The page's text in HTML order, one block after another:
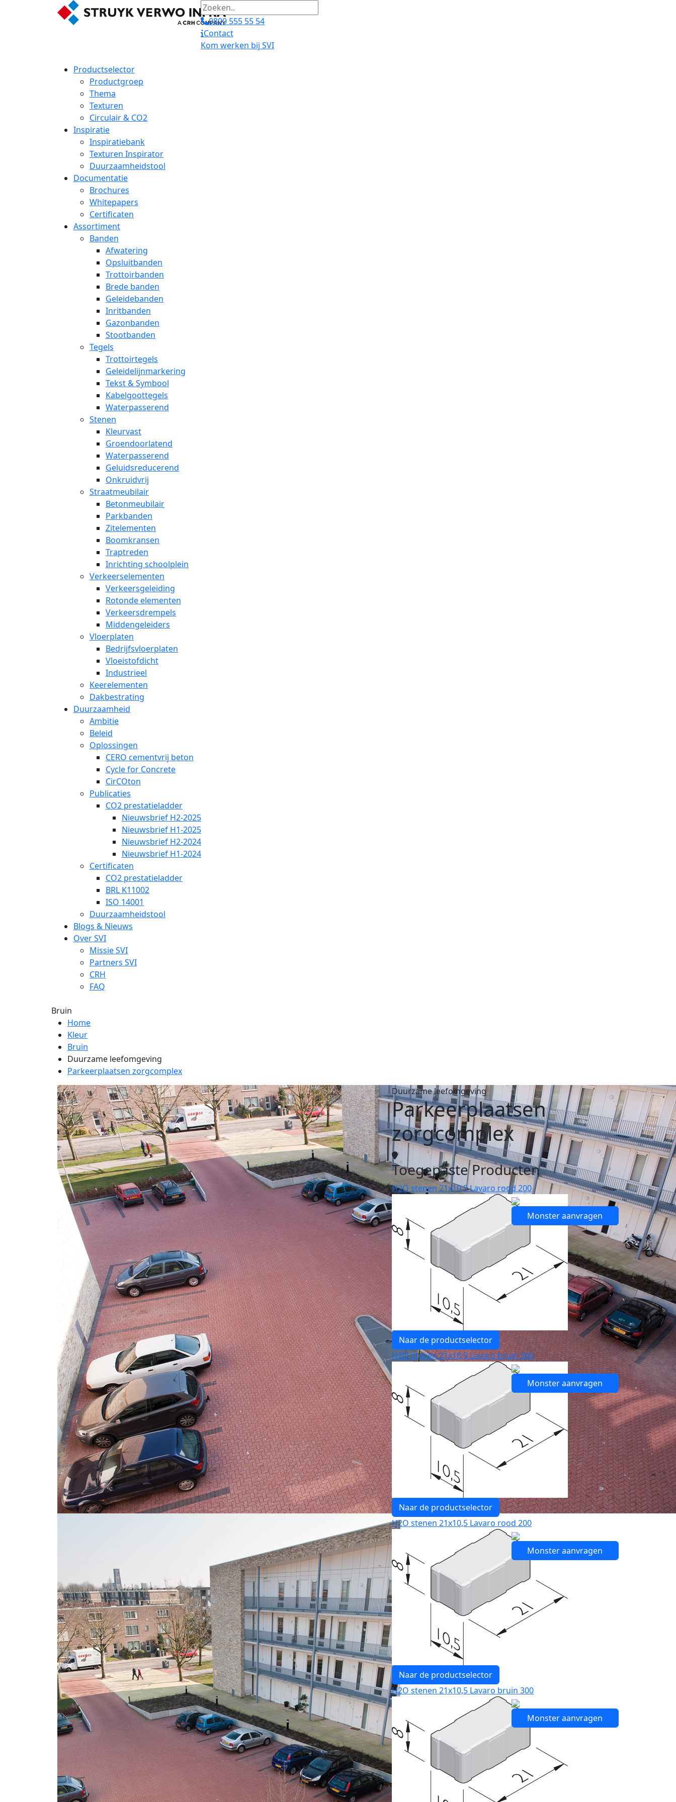
0800 555 55 54
Contact
Kom werken bij SVI
Productselector
Productgroep
Thema
Texturen
Circulair & CO2
Inspiratie
Inspiratiebank
Texturen Inspirator
Duurzaamheidstool
Documentatie
Brochures
Whitepapers
Certificaten
Assortiment
Banden
Afwatering
Opsluitbanden
Trottoirbanden
Brede banden
Geleidebanden
Inritbanden
Gazonbanden
Stootbanden
Tegels
Trottoirtegels
Geleidelijnmarkering
Tekst & Symbool
Kabelgoottegels
Waterpasserend
Stenen
Kleurvast
Groendoorlatend
Waterpasserend
Geluidsreducerend
Onkruidvrij
Straatmeubilair
Betonmeubilair
Parkbanden
Zitelementen
Boomkransen
Traptreden
Inrichting schoolplein
Verkeerselementen
Verkeersgeleiding
Rotonde elementen
Verkeersdrempels
Middengeleiders
Vloerplaten
Bedrijfsvloerplaten
Vloeistofdicht
Industrieel
Keerelementen
Dakbestrating
Duurzaamheid
Ambitie
Beleid
Oplossingen
CERO cementvrij beton
Cycle for Concrete
CirCOton
Publicaties
CO2 prestatieladder
Nieuwsbrief H2-2025
Nieuwsbrief H1-2025
Nieuwsbrief H2-2024
Nieuwsbrief H1-2024
Certificaten
CO2 prestatieladder
BRL K11002
ISO 14001
Duurzaamheidstool
Blogs & Nieuws
Over SVI
Missie SVI
Partners SVI
CRH
FAQ
Bruin
Home
Kleur
Bruin
Duurzame leefomgeving
Parkeerplaatsen zorgcomplex
Duurzame leefomgeving
Parkeerplaatsen
zorgcomplex
Toegepaste Producten
H2O stenen 21x10,5 Lavaro rood 200
Naar de productselector
Monster aanvragen
H2O stenen 21x10,5 Lavaro bruin 300
Naar de productselector
Monster aanvragen
H2O stenen 21x10,5 Lavaro rood 200
Naar de productselector
Monster aanvragen
H2O stenen 21x10,5 Lavaro bruin 300
Monster aanvragen